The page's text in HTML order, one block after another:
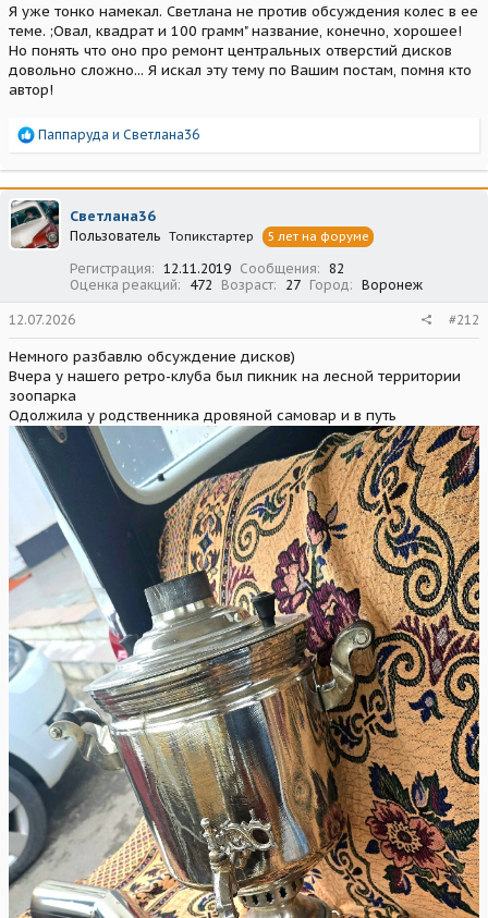
Я уже тонко намекал. Светлана не против обсуждения колес в ее
теме. ;Овал, квадрат и 100 грамм" название, конечно, хорошее!
Но понять что оно про ремонт центральных отверстий дисков
довольно сложно... Я искал эту тему по Вашим постам, помня кто
автор!
Р
а
к
ц
и
и
Паппаруда и Светлана36
Светлана36
Пользователь Топикстартер 5 лет на форуме
Регистрация 12.11.2019 Сообщения
82
Оценка реакций
472 Возраст 27 Город Воронеж
12.07.2026 #212
Немного разбавлю обсуждение дисков)
Вчера у нашего ретро-клуба был пикник на лесной территории
зоопарка
Одолжила у родственника дровяной самовар и в путь